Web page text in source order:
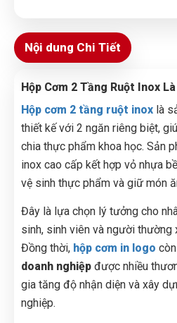
Nội dung Chi Tiết
Hộp Cơm 2 Tầng Ruột Inox Là
Hộp cơm 2 tầng ruột inox là
thiết kế với 2 ngăn riêng biệt,
chia thực phẩm khoa học. Sản
inox cao cấp kết hợp vỏ nhựa
vệ sinh thực phẩm và giữ món
Đây là lựa chọn lý tưởng cho
sinh, sinh viên và người thường
Đồng thời, hộp cơm in logo
doanh nghiệp được nhiều
gia tăng độ nhận diện và xây
nghiệp.